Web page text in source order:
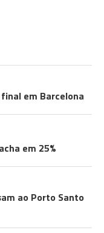
em Barcelona
em 25%
ao Porto Santo